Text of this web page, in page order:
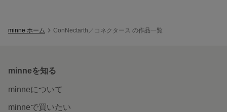
minne ホーム ConNectarth／コネクタース の作品一覧
minneを知る
minneについて
minneで買いたい